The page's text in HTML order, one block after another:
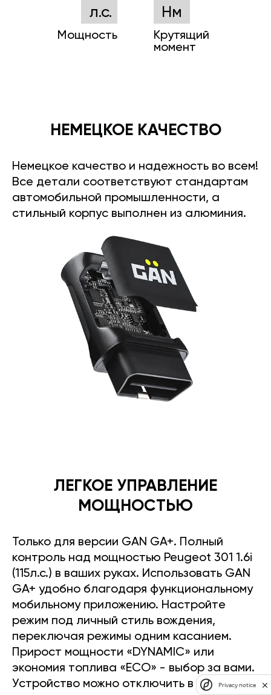
л.с.
Мощность
Нм
Крутящий
момент
НЕМЕЦКОЕ КАЧЕСТВО
Немецкое качество и надежность во всем!
Все детали соответствуют стандартам
автомобильной промышленности, а
стильный корпус выполнен из алюминия.
ЛЕГКОЕ УПРАВЛЕНИЕ
МОЩНОСТЬЮ
Только для версии GAN GA+. Полный
контроль над мощностью Peugeot 301 1.6i
(115л.с.) в ваших руках. Использовать GAN
GA+ удобно благодаря функциональному
мобильному приложению. Настройте
режим под личный стиль вождения,
переключая режимы одним касанием.
Прирост мощности «DYNAMIC» или
экономия топлива «ECO» - выбор за вами.
Устройство можно отключить в любоеPrivacy notice